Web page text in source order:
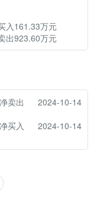
入161.33万元
出923.60万元
2024-10-14
卖出
2024-10-14
买入